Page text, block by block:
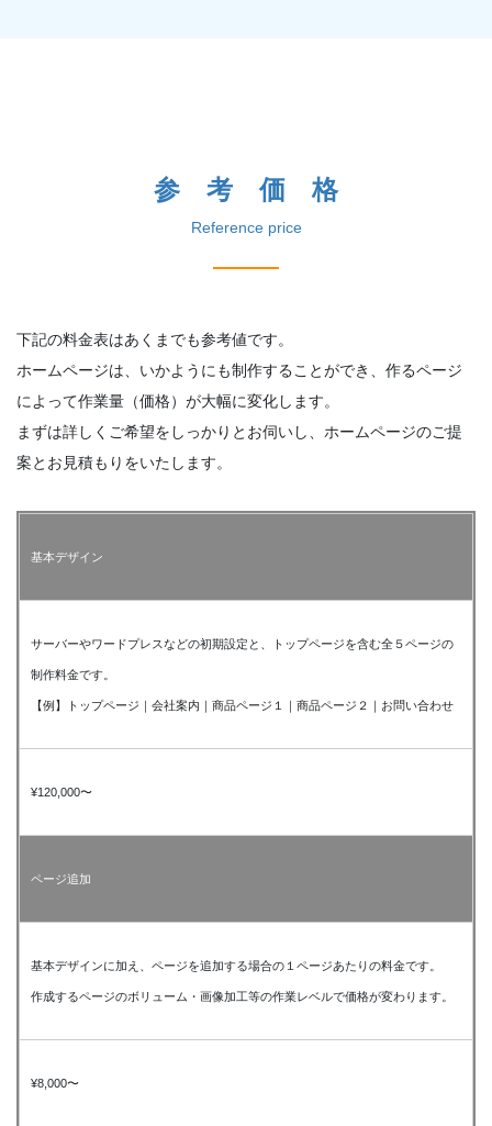
参 考 価 格
Reference price
下記の料金表はあくまでも参考値です。
ホームページは、いかようにも制作することができ、作るページ
によって作業量（価格）が大幅に変化します。
まずは詳しくご希望をしっかりとお伺いし、ホームページのご提
案とお見積もりをいたします。
基本デザイン
サーバーやワードプレスなどの初期設定と、トップページを含む全５ページの
制作料金です。
【例】トップページ｜会社案内｜商品ページ１｜商品ページ２｜お問い合わせ
¥120,000〜
ページ追加
基本デザインに加え、ページを追加する場合の１ページあたりの料金です。
作成するページのボリューム・画像加工等の作業レベルで価格が変わります。
¥8,000〜